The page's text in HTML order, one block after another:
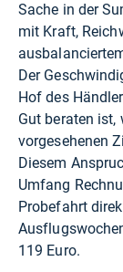
Sache in der
mit Kraft,
Der
Hof des
Gut beraten ist,
vorgesehenen
Diesem
Umfang
Probefahrt
119 Euro.